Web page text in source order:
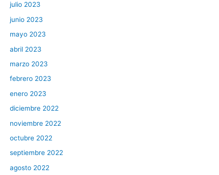
julio 2023
junio 2023
mayo 2023
abril 2023
marzo 2023
febrero 2023
enero 2023
diciembre 2022
noviembre 2022
octubre 2022
septiembre 2022
agosto 2022